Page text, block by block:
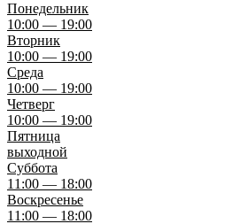
Понедельник
10:00 — 19:00
Вторник
10:00 — 19:00
Среда
10:00 — 19:00
Четверг
10:00 — 19:00
Пятница
выходной
Суббота
11:00 — 18:00
Воскресенье
11:00 — 18:00